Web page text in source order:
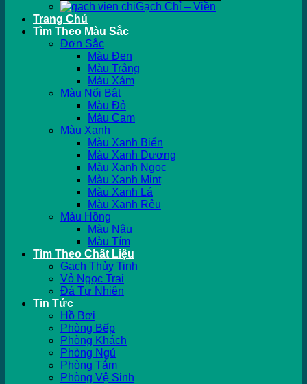
Gạch Chỉ – Viền
Trang Chủ
Tìm Theo Màu Sắc
Đơn Sắc
Màu Đen
Màu Trắng
Màu Xám
Màu Nổi Bật
Màu Đỏ
Màu Cam
Màu Xanh
Màu Xanh Biển
Màu Xanh Dương
Màu Xanh Ngọc
Màu Xanh Mint
Màu Xanh Lá
Màu Xanh Rêu
Màu Hồng
Màu Nâu
Màu Tím
Tìm Theo Chất Liệu
Gạch Thủy Tinh
Vỏ Ngọc Trai
Đá Tự Nhiên
Tin Tức
Hồ Bơi
Phòng Bếp
Phòng Khách
Phòng Ngủ
Phòng Tắm
Phòng Vệ Sinh